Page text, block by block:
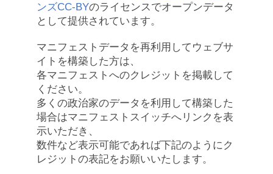
ンズCC-BYのライセンスでオープンデータ
として提供されています。
マニフェストデータを再利用してウェブサ
イトを構築した方は、
各マニフェストへのクレジットを掲載して
ください。
多くの政治家のデータを利用して構築した
場合はマニフェストスイッチへリンクを表
示いただき、
数件など表示可能であれば下記のようにク
レジットの表記をお願いいたします。